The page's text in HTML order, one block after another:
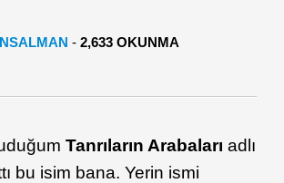
- 2,633 OKUNMA
Tanrıların Arabaları adlı
bu isim bana. Yerin ismi